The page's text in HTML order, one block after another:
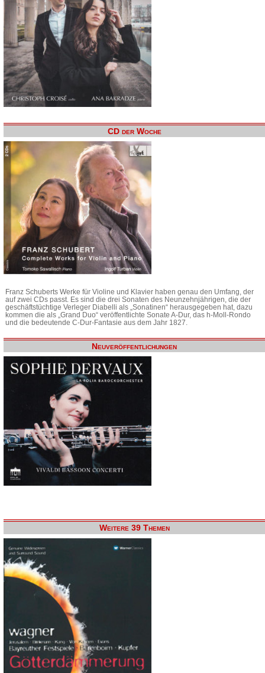
CD der Woche
Franz Schuberts Werke für Violine und Klavier haben genau den Umfang, der
auf zwei CDs passt. Es sind die drei Sonaten des Neunzehnjährigen, die der
geschäftstüchtige Verleger Diabelli als „Sonatinen“ herausgegeben hat, dazu
kommen die als „Grand Duo“ veröffentlichte Sonate A-Dur, das h-Moll-Rondo
und die bedeutende C-Dur-Fantasie aus dem Jahr 1827.
Neuveröffentlichungen
Weitere 39 Themen